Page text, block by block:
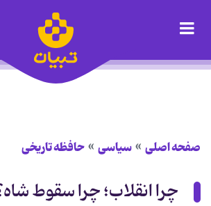
صفحه اصلی سیاسی حافظه تاریخی
چرا انقلاب؛ چرا سقوط